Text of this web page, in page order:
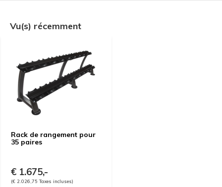
Vu(s) récemment
Rack de rangement pour
35 paires
€ 1.675,-
(€ 2.026,75 Taxes incluses)